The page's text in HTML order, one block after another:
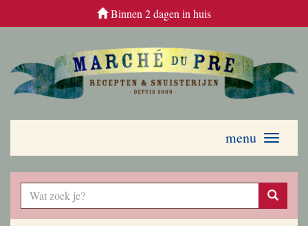
Binnen 2 dagen in huis
Toggle
menu